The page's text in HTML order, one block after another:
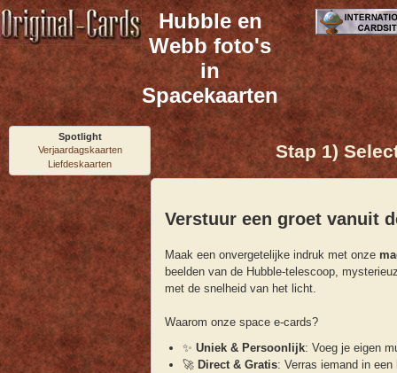
Hubble en
Webb foto's
in
Spacekaarten
Spotlight
Verjaardagskaarten
Liefdeskaarten
Stap 1)
Verstuur een groet vanuit
Maak een onvergetelijke indruk met onze
beelden van de Hubble-telescoop,
met de snelheid van het licht.
Waarom onze space e-cards?
✨ Uniek & Persoonlijk: Voeg je eigen
🚀 Direct & Gratis: Verras iemand in